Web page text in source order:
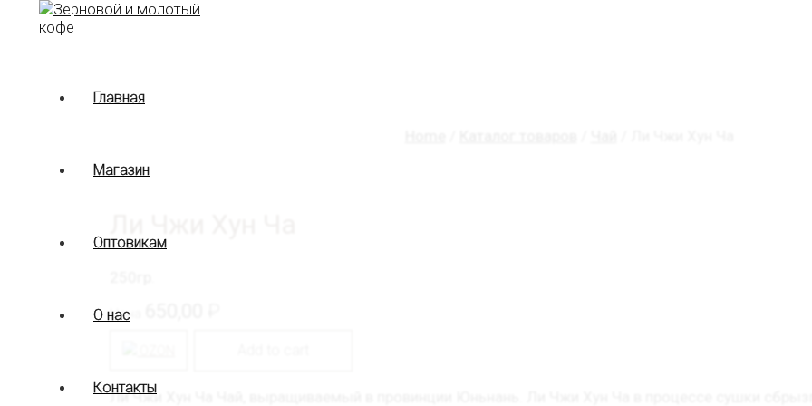
Перейти
Главная
Магазин
Оптовикам
О нас
Контакты
Цена
Ли Чжи Хун Ча Чай, выращиваемый в провинции Юньнань. Ли Чжи Хун Ча в процессе сушки